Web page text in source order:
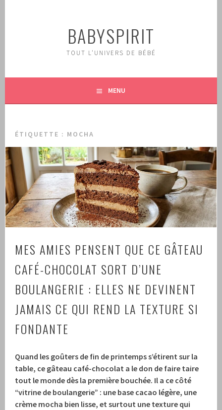
BABYSPIRIT
TOUT L'UNIVERS DE BÉBÉ
MENU
ÉTIQUETTE : MOCHA
MES AMIES PENSENT QUE CE GÂTEAU
CAFÉ-CHOCOLAT SORT D’UNE
BOULANGERIE : ELLES NE DEVINENT
JAMAIS CE QUI REND LA TEXTURE SI
FONDANTE
Quand les goûters de fin de printemps s’étirent sur la
table, ce gâteau café-chocolat a le don de faire taire
tout le monde dès la première bouchée. Il a ce côté
“vitrine de boulangerie” : une base cacao légère, une
crème mocha bien lisse, et surtout une texture qui